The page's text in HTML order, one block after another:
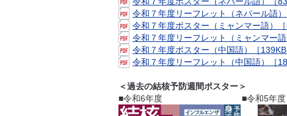
令和７年度リーフレット（ネパール語）
令和７年度ポスター（ミャンマー語）［
令和７年度リーフレット（ミャンマー語
令和７年度ポスター（中国語）［139KB
令和７年度リーフレット（中国語）［
＜過去の結核予防週間ポスター＞
■令和6年度 ■令和5年度